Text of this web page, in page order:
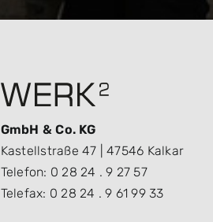
GmbH & Co. KG
Kastellstraße 47 | 47546 Kalkar
Telefon: 0 28 24 . 9 27 57
Telefax: 0 28 24 . 9 61 99 33